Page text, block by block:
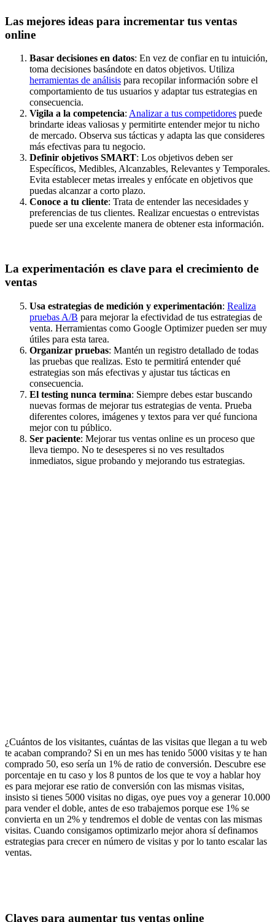
Las mejores ideas para incrementar tus ventas
online
Basar decisiones en datos: En vez de confiar en tu intuición,
toma decisiones basándote en datos objetivos. Utiliza
herramientas de análisis para recopilar información sobre el
comportamiento de tus usuarios y adaptar tus estrategias en
consecuencia.
Vigila a la competencia: Analizar a tus competidores puede
brindarte ideas valiosas y permitirte entender mejor tu nicho
de mercado. Observa sus tácticas y adapta las que consideres
más efectivas para tu negocio.
Definir objetivos SMART: Los objetivos deben ser
Específicos, Medibles, Alcanzables, Relevantes y Temporales.
Evita establecer metas irreales y enfócate en objetivos que
puedas alcanzar a corto plazo.
Conoce a tu cliente: Trata de entender las necesidades y
preferencias de tus clientes. Realizar encuestas o entrevistas
puede ser una excelente manera de obtener esta información.
La experimentación es clave para el crecimiento de
ventas
Usa estrategias de medición y experimentación: Realiza
pruebas A/B para mejorar la efectividad de tus estrategias de
venta. Herramientas como Google Optimizer pueden ser muy
útiles para esta tarea.
Organizar pruebas: Mantén un registro detallado de todas
las pruebas que realizas. Esto te permitirá entender qué
estrategias son más efectivas y ajustar tus tácticas en
consecuencia.
El testing nunca termina: Siempre debes estar buscando
nuevas formas de mejorar tus estrategias de venta. Prueba
diferentes colores, imágenes y textos para ver qué funciona
mejor con tu público.
Ser paciente: Mejorar tus ventas online es un proceso que
lleva tiempo. No te desesperes si no ves resultados
inmediatos, sigue probando y mejorando tus estrategias.
¿Cuántos de los visitantes, cuántas de las visitas que llegan a tu web
te acaban comprando? Si en un mes has tenido 5000 visitas y te han
comprado 50, eso sería un 1% de ratio de conversión. Descubre ese
porcentaje en tu caso y los 8 puntos de los que te voy a hablar hoy
es para mejorar ese ratio de conversión con las mismas visitas,
insisto si tienes 5000 visitas no digas, oye pues voy a generar 10.000
para vender el doble, antes de eso trabajemos porque ese 1% se
convierta en un 2% y tendremos el doble de ventas con las mismas
visitas. Cuando consigamos optimizarlo mejor ahora sí definamos
estrategias para crecer en número de visitas y por lo tanto escalar las
ventas.
Claves para aumentar tus ventas online